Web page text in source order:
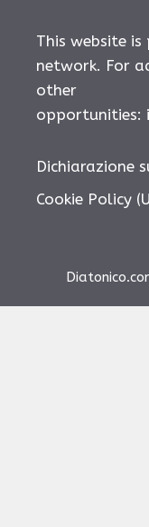
This website
network. For
other
opportunities:
Dichiarazione
Cookie Policy